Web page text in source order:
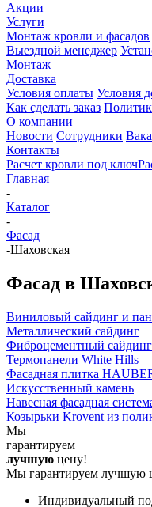
Акции
Услуги
Монтаж кровли и фасадов
Выездной менеджер
Монтаж
Доставка
Условия оплаты Условия
Как сделать заказ
О компании
Новости Сотрудники
Контакты
Расчет кровли под ключ
Главная
-
Каталог
-
Фасад
-Шаховская
Фасад в
Виниловый сайдинг и
Металлический сайдинг
Фиброцементный сайдинг
Термопанели White Hills
Фасадная плитка
Искусственный камень
Навесная фасадная
Козырьки Krovent из
Мы
гарантируем
лучшую цену!
Мы гарантируем лучшую
Индивидуальный